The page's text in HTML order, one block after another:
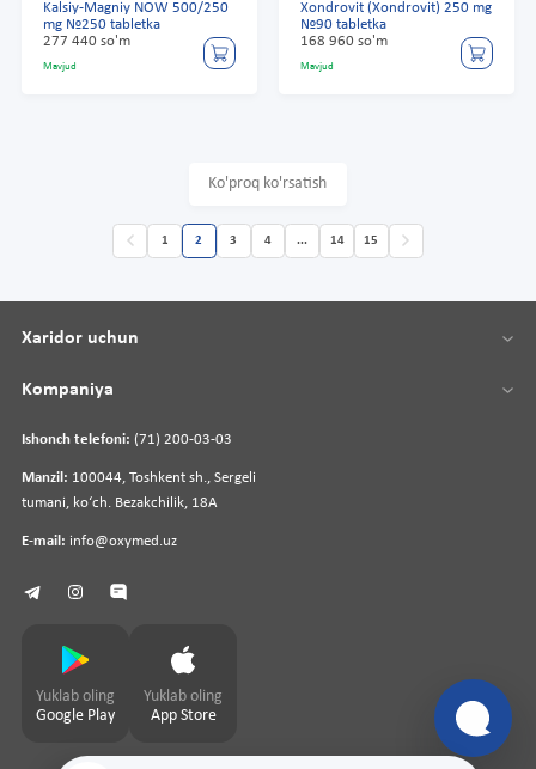
Kalsiy-Magniy NOW 500/250
mg №250 tabletka
277 440 so'm
Mavjud
Xondrovit (Xondrovit) 250 mg
№90 tabletka
168 960 so'm
Mavjud
Ko'proq ko'rsatish
1 2 3 4 ... 14 15
Ishonch telefoni: (71) 200-03-03
Manzil: 100044, Toshkent sh., Sergeli
tumani, koʻch. Bezakchilik, 18A
E-mail: info@oxymed.uz
Xaridor uchun
Kompaniya
Yuklab oling
Google Play
Yuklab oling
App Store